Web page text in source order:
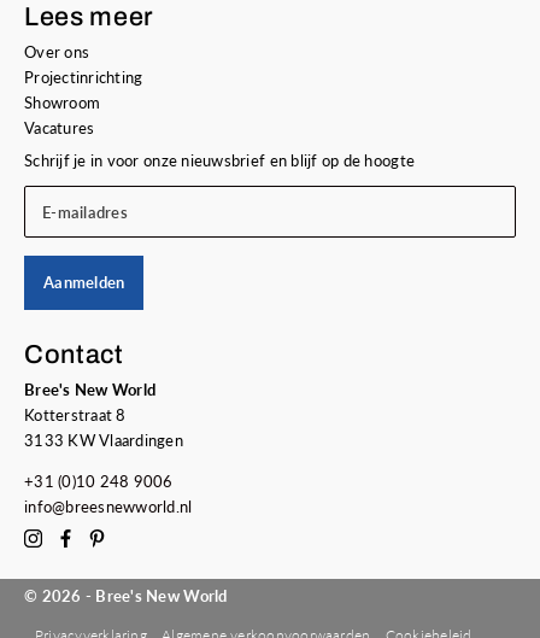
Lees meer
Over ons
Projectinrichting
Showroom
Vacatures
Schrijf je in voor onze nieuwsbrief en blijf op de hoogte
E-mailadres
Aanmelden
Contact
Bree's New World
Kotterstraat 8
3133 KW Vlaardingen
+31 (0)10 248 9006
info@breesnewworld.nl
© 2026 - Bree's New World
Privacyverklaring Algemene verkoopvoorwaarden Cookiebeleid